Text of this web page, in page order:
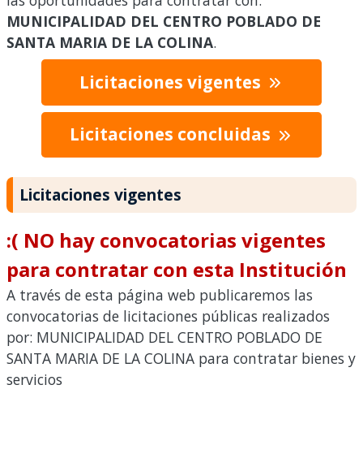
MUNICIPALIDAD DEL CENTRO POBLADO DE
SANTA MARIA DE LA COLINA.
Licitaciones vigentes
Licitaciones concluidas
Licitaciones vigentes
:( NO hay convocatorias vigentes
para contratar con esta Institución
A través de esta página web publicaremos las
convocatorias de licitaciones públicas realizados
por: MUNICIPALIDAD DEL CENTRO POBLADO DE
SANTA MARIA DE LA COLINA para contratar bienes y
servicios